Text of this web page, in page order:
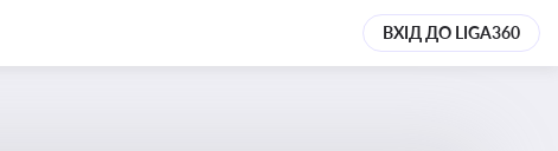
ВХІД ДО LIGA360